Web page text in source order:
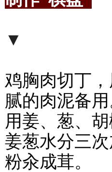
▼
鸡胸肉切丁
腻的肉泥备用
用姜、葱、
姜葱水分三
粉汆成茸。